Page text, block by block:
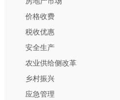
价格收费
税收优惠
安全生产
农业供给侧改革
乡村振兴
应急管理